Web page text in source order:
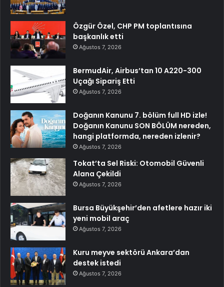
Özgür Özel, CHP PM toplantısına
başkanlık etti
Ağustos 7, 2026
BermudAir, Airbus’tan 10 A220-300
Uçağı Sipariş Etti
Ağustos 7, 2026
Doğanın Kanunu 7. bölüm full HD izle!
Doğanın Kanunu SON BÖLÜM nereden,
hangi platformda, nereden izlenir?
Ağustos 7, 2026
Tokat’ta Sel Riski: Otomobil Güvenli
Alana Çekildi
Ağustos 7, 2026
Bursa Büyükşehir’den afetlere hazır iki
yeni mobil araç
Ağustos 7, 2026
Kuru meyve sektörü Ankara’dan
destek istedi
Ağustos 7, 2026